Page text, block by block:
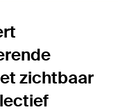
zichtbaar